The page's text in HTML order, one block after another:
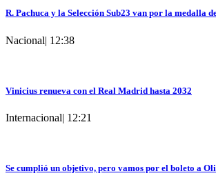
R. Pachuca y la Selección Sub23 van por la medalla
Nacional| 12:38
Vinicius renueva con el Real Madrid hasta 2032
Internacional| 12:21
Se cumplió un objetivo, pero vamos por el boleto a